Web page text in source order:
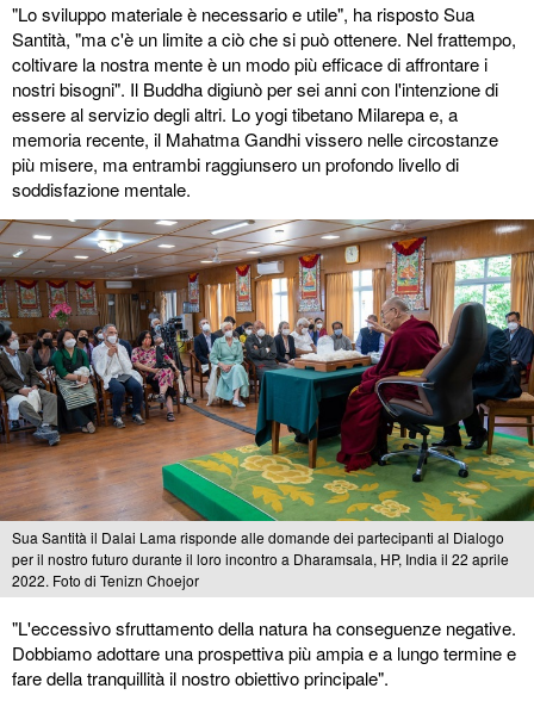
"Lo sviluppo materiale è necessario e utile", ha risposto Sua
Santità, "ma c'è un limite a ciò che si può ottenere. Nel frattempo,
coltivare la nostra mente è un modo più efficace di affrontare i
nostri bisogni". Il Buddha digiunò per sei anni con l'intenzione di
essere al servizio degli altri. Lo yogi tibetano Milarepa e, a
memoria recente, il Mahatma Gandhi vissero nelle circostanze
più misere, ma entrambi raggiunsero un profondo livello di
soddisfazione mentale.
Sua Santità il Dalai Lama risponde alle domande dei partecipanti al Dialogo
per il nostro futuro durante il loro incontro a Dharamsala, HP, India il 22 aprile
2022. Foto di Tenizn Choejor
"L'eccessivo sfruttamento della natura ha conseguenze negative.
Dobbiamo adottare una prospettiva più ampia e a lungo termine e
fare della tranquillità il nostro obiettivo principale".